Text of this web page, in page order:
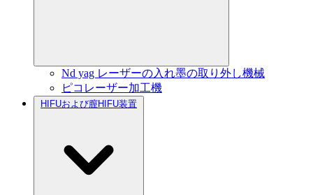
Nd yag レーザーの入れ墨の取り外し機械
ピコレーザー加工機
HIFUおよび膣HIFU装置